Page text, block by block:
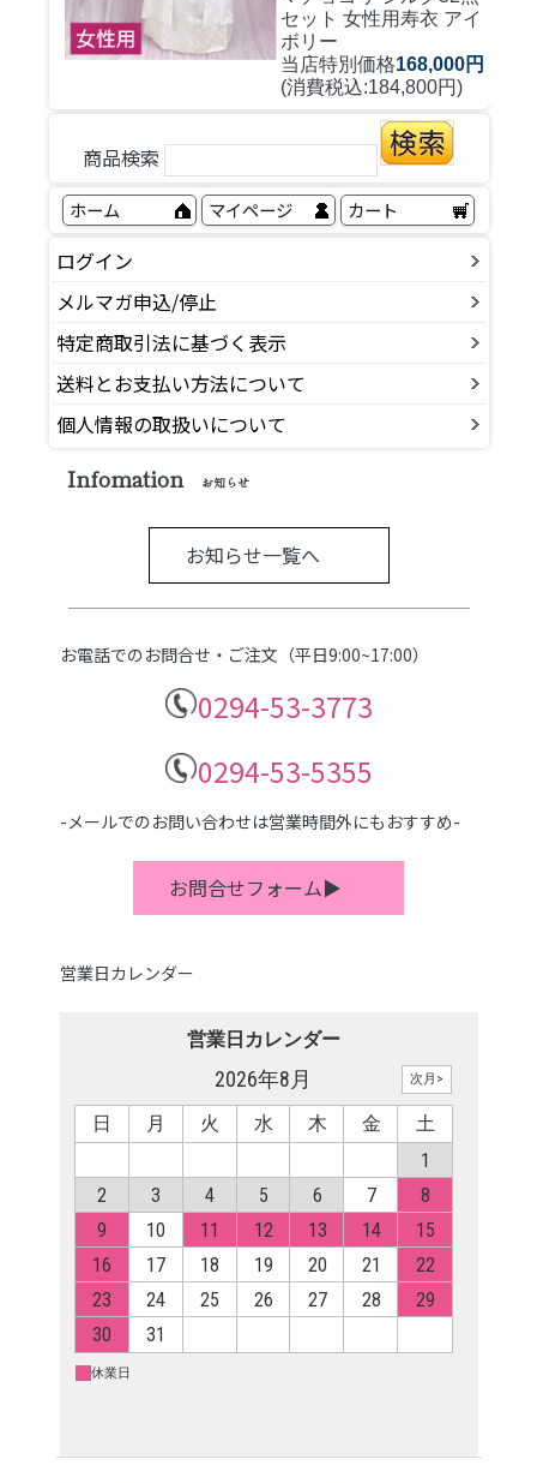
セット 女性用寿衣 アイ
ボリー
当店特別価格168,000円
(消費税込:184,800円)
商品検索
ホーム マイページ カート
ログイン
メルマガ申込/停止
特定商取引法に基づく表示
送料とお支払い方法について
個人情報の取扱いについて
Infomation お知らせ
お知らせ一覧へ
お電話でのお問合せ・ご注文（平日9:00~17:00）
0294-53-3773
0294-53-5355
-メールでのお問い合わせは営業時間外にもおすすめ-
お問合せフォーム▶
営業日カレンダー